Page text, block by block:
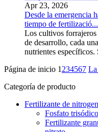
Apr 23, 2026
Desde la emergencia
tiempo de fertilizació...
Los cultivos forrajeros
de desarrollo, cada
nutrientes
Página de inicio 1 234567 La
Categoría de producto
Fertilizante de
Fosfato
Fertilizante